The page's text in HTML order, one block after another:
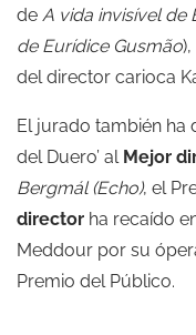
de A vida invisível de
de Eurídice Gusmão
del director carioca
El jurado también ha
del Duero’ al Mejor
Bergmál (Echo), el
director ha recaído
Meddour por su
Premio del Público.